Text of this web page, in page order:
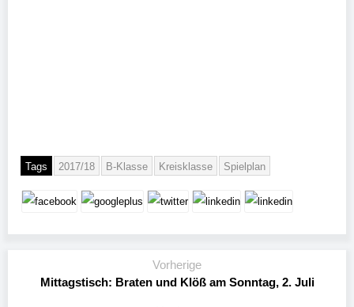
Tags 2017/18 B-Klasse Kreisklasse Spielplan
Vorherige
Mittagstisch: Braten und Klöß am Sonntag, 2. Juli